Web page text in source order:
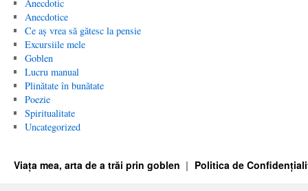
Anecdotic
Anecdotice
Ce aș vrea să gătesc la pensie
Excursiile mele
Goblen
Lucru manual
Plinătate în bunătate
Poezie
Spiritualitate
Uncategorized
Viața mea, arta de a trăi prin goblen Politica de